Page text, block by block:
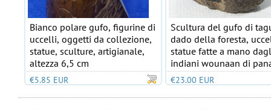
Bianco polare gufo, figurine di
uccelli, oggetti da collezione,
statue, sculture, artigianale,
altezza 6,5 cm
€5.85 EUR
Scultura del gufo di
dado della foresta,
statue fatte a mano
indiani wounaan di
€23.00 EUR